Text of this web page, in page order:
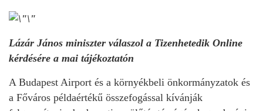
Lázár János miniszter válaszol a Tizenhetedik Online
kérdésére a mai tájékoztatón
A Budapest Airport és a környékbeli önkormányzatok és
a Főváros példaértékű összefogással kívánják